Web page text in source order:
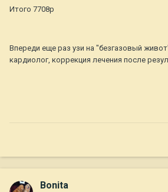
Итого 7708р
Впереди еще раз узи на "безгазовый
кардиолог, коррекция лечения после
Bonita